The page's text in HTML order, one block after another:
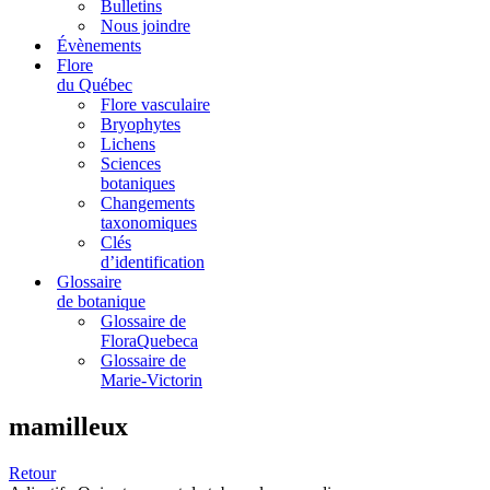
Bulletins
Nous joindre
Évènements
Flore
du Québec
Flore vasculaire
Bryophytes
Lichens
Sciences
botaniques
Changements
taxonomiques
Clés
d’identification
Glossaire
de botanique
Glossaire de
FloraQuebeca
Glossaire de
Marie-Victorin
mamilleux
Retour